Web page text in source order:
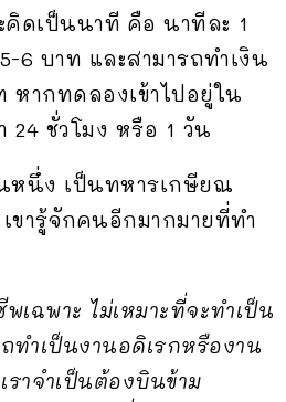
คิดเป็นนาที คือ นาทีละ 1
6 บาท และสามารถทำเงิน
หากทดลองเข้าไปอยู่ใน
24 ชั่วโมง หรือ 1 วัน
นึ่ง เป็นทหารเกษียณ
ขารู้จักคนอีกมากมายที่ทำ
พเฉพาะ ไม่เหมาะที่จะทำเป็น
ทำเป็นงานอดิเรกหรืองาน
ราจำเป็นต้องบินข้าม